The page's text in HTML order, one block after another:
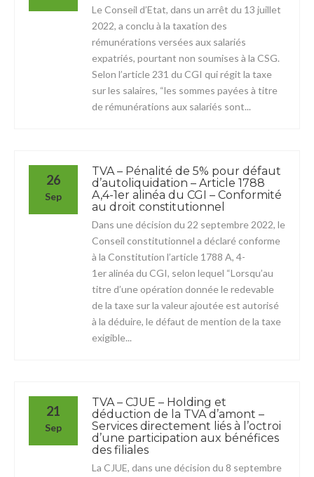
Le Conseil d’Etat, dans un arrêt du 13 juillet
2022, a conclu à la taxation des
rémunérations versées aux salariés
expatriés, pourtant non soumises à la CSG.
Selon l’article 231 du CGI qui régit la taxe
sur les salaires, “les sommes payées à titre
de rémunérations aux salariés sont...
26
Sep
TVA – Pénalité de 5% pour défaut
d’autoliquidation – Article 1788
A,4-1er alinéa du CGI – Conformité
au droit constitutionnel
Dans une décision du 22 septembre 2022, le
Conseil constitutionnel a déclaré conforme
à la Constitution l’article 1788 A, 4-
1er alinéa du CGI, selon lequel “Lorsqu’au
titre d’une opération donnée le redevable
de la taxe sur la valeur ajoutée est autorisé
à la déduire, le défaut de mention de la taxe
exigible...
21
Sep
TVA – CJUE – Holding et
déduction de la TVA d’amont –
Services directement liés à l’octroi
d’une participation aux bénéfices
des filiales
La CJUE, dans une décision du 8 septembre